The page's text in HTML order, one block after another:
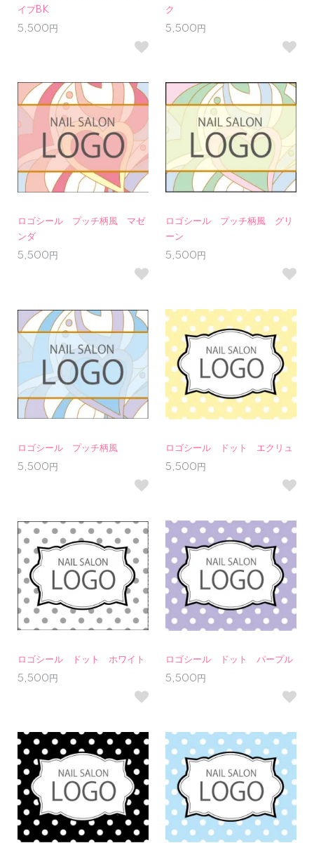
イプBK
5,500円
ク
5,500円
ロゴシール プッチ柄風 マゼ
ンダ
5,500円
ロゴシール プッチ柄風 グリ
ーン
5,500円
ロゴシール プッチ柄風
5,500円
ロゴシール ドット エクリュ
5,500円
ロゴシール ドット ホワイト
5,500円
ロゴシール ドット パープル
5,500円